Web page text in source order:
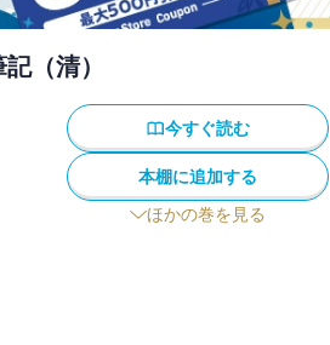
（清）
今すぐ読む
本棚に追加する
ほかの巻を見る